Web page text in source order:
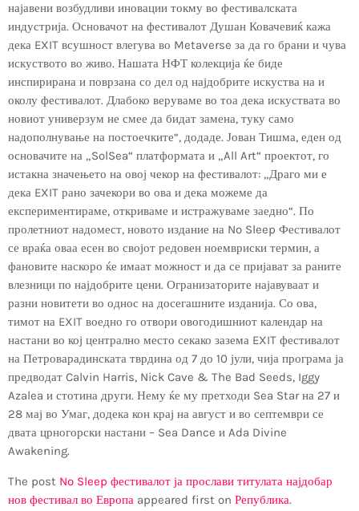
најавени возбудливи иновации токму во фестивалската
индустрија. Основачот на фестивалот Душан Ковачевиќ кажа
дека EXIT всушност влегува во Metaverse за да го брани и чува
искуството во живо. Нашата НФТ колекција ќе биде
инспирирана и поврзана со дел од најдобрите искуства на и
околу фестивалот. Длабоко веруваме во тоа дека искуствата во
новиот универзум не смее да бидат замена, туку само
надополнување на постоечките“, додаде. Јован Тишма, еден од
основачите на „SolSea“ платформата и „All Art“ проектот, го
истакна значењето на овој чекор на фестивалот: „Драго ми е
дека EXIT рано зачекори во ова и дека можеме да
експериментираме, откриваме и истражуваме заедно“. По
пролетниот надомест, новото издание на No Sleep Фестивалот
се враќа оваа есен во својот редовен ноемвриски термин, а
фановите наскоро ќе имаат можност и да се пријават за раните
влезници по најдобрите цени. Огранизаторите најавуваат и
разни новитети во однос на досегашните изданија. Со ова,
тимот на EXIT воедно го отвори овогодишниот календар на
настани во кој централно место секако зазема EXIT фестивалот
на Петроварадинската тврдина од 7 до 10 јули, чија програма ја
предводат Calvin Harris, Nick Cave & The Bad Seeds, Iggy
Azalea и стотина други. Нему ќе му претходи Sea Star на 27 и
28 мај во Умаг, додека кон крај на август и во септември се
двата црногорски настани – Sea Dance и Ada Divine
Awakening.
The post No Sleep фестивалот ја прослави титулата најдобар
нов фестивал во Европа appeared first on Република.